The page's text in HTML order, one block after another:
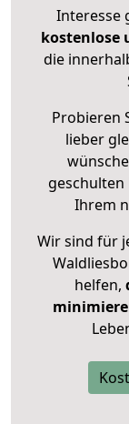
Interesse
kostenlose
die
Probieren
lieber
Ihrem
Wir sind für
helfen,